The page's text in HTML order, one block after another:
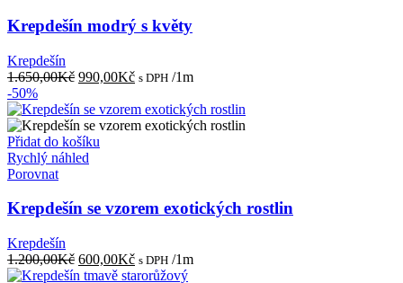
Krepdešín modrý s květy
Krepdešín
1.650,00Kč Původní
byla:
1.650,00Kč.
990,00KčAktuální
je:
990,00Kč.
s DPH /1m
-50%
Přidat do košíku
Rychlý náhled
Porovnat
Krepdešín se vzorem exotických rostlin
Krepdešín
1.200,00Kč Původní
cena
600,00KčAktuální
cena
s DPH /1m